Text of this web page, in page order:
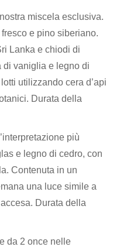
miscela esclusiva.
e pino siberiano.
Lanka e chiodi di
di vaniglia e legno di
utilizzando cera d’api
Durata della
più
e legno di cedro, con
Contenuta in un
una luce simile a
Durata della
da 2 once nelle